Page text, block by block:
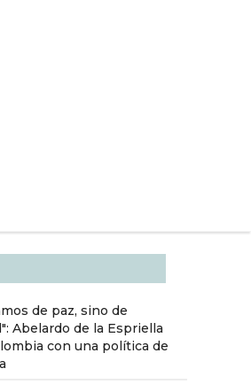
de paz, sino de
Abelardo de la Espriella
con una política de